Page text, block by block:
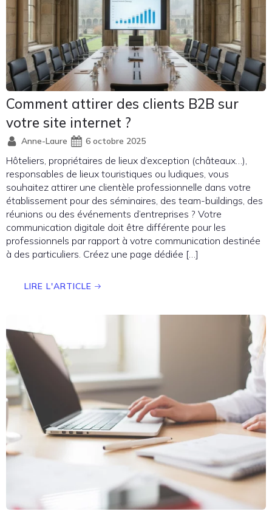
Comment attirer des clients B2B sur
votre site internet ?
Anne-Laure 6 octobre 2025
Hôteliers, propriétaires de lieux d’exception (châteaux…),
responsables de lieux touristiques ou ludiques, vous
souhaitez attirer une clientèle professionnelle dans votre
établissement pour des séminaires, des team-buildings, des
réunions ou des événements d’entreprises ? Votre
communication digitale doit être différente pour les
professionnels par rapport à votre communication destinée
à des particuliers. Créez une page dédiée […]
LIRE L'ARTICLE